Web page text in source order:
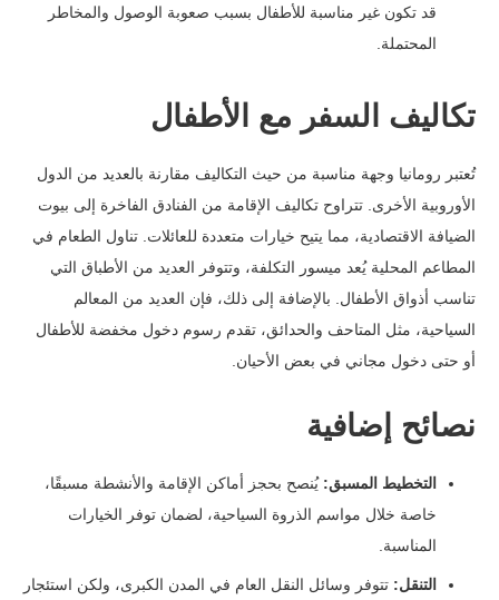
قد تكون غير مناسبة للأطفال بسبب صعوبة الوصول والمخاطر
المحتملة.
تكاليف السفر مع الأطفال
تُعتبر رومانيا وجهة مناسبة من حيث التكاليف مقارنة بالعديد من الدول
الأوروبية الأخرى. تتراوح تكاليف الإقامة من الفنادق الفاخرة إلى بيوت
الضيافة الاقتصادية، مما يتيح خيارات متعددة للعائلات. تناول الطعام في
المطاعم المحلية يُعد ميسور التكلفة، وتتوفر العديد من الأطباق التي
تناسب أذواق الأطفال. بالإضافة إلى ذلك، فإن العديد من المعالم
السياحية، مثل المتاحف والحدائق، تقدم رسوم دخول مخفضة للأطفال
أو حتى دخول مجاني في بعض الأحيان.
نصائح إضافية
التخطيط المسبق: يُنصح بحجز أماكن الإقامة والأنشطة مسبقًا،
خاصة خلال مواسم الذروة السياحية، لضمان توفر الخيارات
المناسبة.
التنقل: تتوفر وسائل النقل العام في المدن الكبرى، ولكن استئجار